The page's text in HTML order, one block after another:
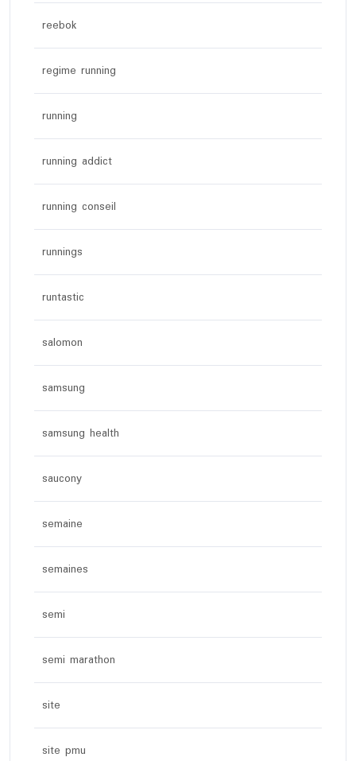
reebok
regime running
running
running addict
running conseil
runnings
runtastic
salomon
samsung
samsung health
saucony
semaine
semaines
semi
semi marathon
site
site pmu